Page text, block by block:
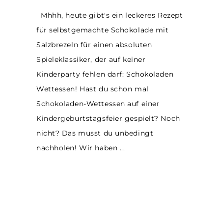
Mhhh, heute gibt's ein leckeres Rezept
für selbstgemachte Schokolade mit
Salzbrezeln für einen absoluten
Spieleklassiker, der auf keiner
Kinderparty fehlen darf: Schokoladen
Wettessen! Hast du schon mal
Schokoladen-Wettessen auf einer
Kindergeburtstagsfeier gespielt? Noch
nicht? Das musst du unbedingt
nachholen! Wir haben